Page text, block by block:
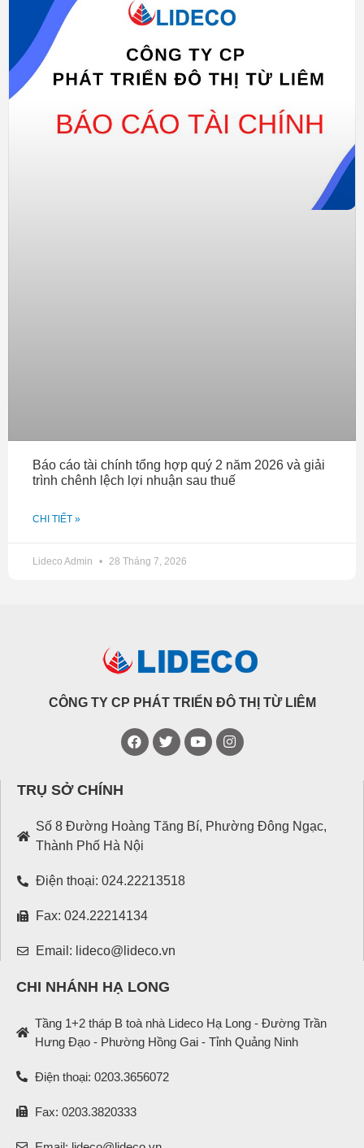
Báo cáo tài chính tổng hợp quý 2 năm 2026 và giải
trình chênh lệch lợi nhuận sau thuế
CHI TIẾT »
Lideco Admin 28 Tháng 7, 2026
CÔNG TY CP PHÁT TRIỂN ĐÔ THỊ TỪ LIÊM
TRỤ SỞ CHÍNH
Số 8 Đường Hoàng Tăng Bí, Phường Đông Ngạc,
Thành Phố Hà Nội
Điện thoại: 024.22213518
Fax: 024.22214134
Email: lideco@lideco.vn
CHI NHÁNH HẠ LONG
Tầng 1+2 tháp B toà nhà Lideco Hạ Long - Đường Trần
Hưng Đạo - Phường Hồng Gai - Tỉnh Quảng Ninh
Điện thoại: 0203.3656072
Fax: 0203.3820333